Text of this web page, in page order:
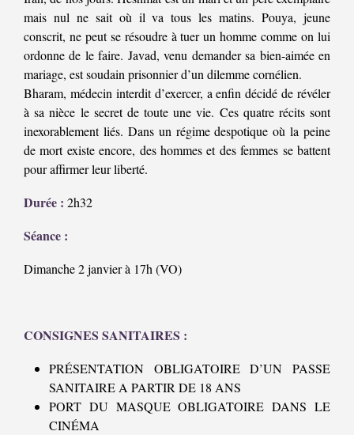
mais nul ne sait où il va tous les matins. Pouya, jeune
conscrit, ne peut se résoudre à tuer un homme comme on lui
ordonne de le faire. Javad, venu demander sa bien-aimée en
mariage, est soudain prisonnier d’un dilemme cornélien.
Bharam, médecin interdit d’exercer, a enfin décidé de révéler
à sa nièce le secret de toute une vie. Ces quatre récits sont
inexorablement liés. Dans un régime despotique où la peine
de mort existe encore, des hommes et des femmes se battent
pour affirmer leur liberté.
Durée : 2h32
Séance :
Dimanche 2 janvier à 17h (VO)
CONSIGNES SANITAIRES :
PRÉSENTATION OBLIGATOIRE D’UN PASSE
SANITAIRE A PARTIR DE 18 ANS
PORT DU MASQUE OBLIGATOIRE DANS LE
CINÉMA